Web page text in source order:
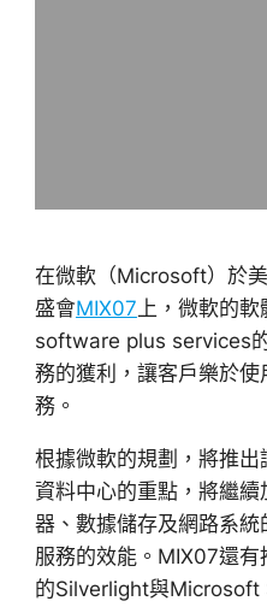
在微軟（Microsoft）於
盛會MIX07 上，微軟的
software plus services
務的獲利，讓客戶樂於
務。
根據微軟的規劃，將推
資料中心的重點，將繼
器、數據儲存及網路系
服務的效能。MIX07還
的Silverlight與Microsoft